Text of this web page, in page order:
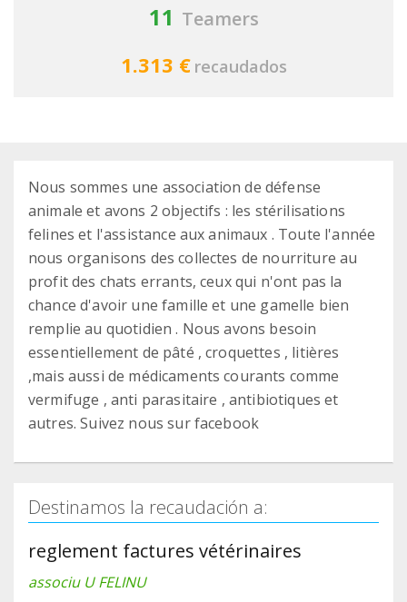
11 Teamers
1.313 € recaudados
Nous sommes une association de défense
animale et avons 2 objectifs : les stérilisations
felines et l'assistance aux animaux . Toute l'année
nous organisons des collectes de nourriture au
profit des chats errants, ceux qui n'ont pas la
chance d'avoir une famille et une gamelle bien
remplie au quotidien . Nous avons besoin
essentiellement de pâté , croquettes , litières
,mais aussi de médicaments courants comme
vermifuge , anti parasitaire , antibiotiques et
autres. Suivez nous sur facebook
Destinamos la recaudación a:
reglement factures vétérinaires
associu U FELINU